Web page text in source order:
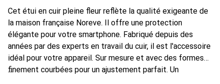
Cet étui en cuir pleine fleur reflète la qualité exigeante de
la maison française Noreve. Il offre une protection
élégante pour votre smartphone. Fabriqué depuis des
années par des experts en travail du cuir, il est l'accessoire
idéal pour votre appareil. Sur mesure et avec des formes
finement courbées pour un ajustement parfait. Un